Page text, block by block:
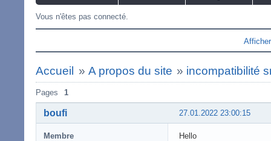
Vous n'êtes pas connecté.
Accueil » A propos du site » incompatibilité
Pages 1
27.01.2022 23:00:15
boufi
Membre Hello